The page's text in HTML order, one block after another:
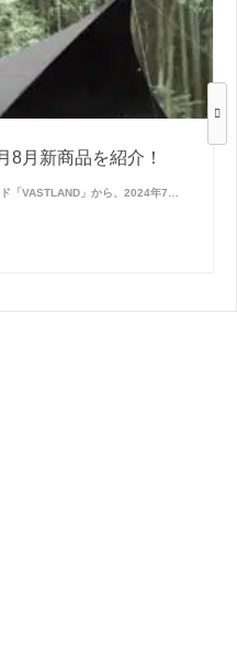
8月新商品を紹介！
「VASTLAND」から、2024年7…